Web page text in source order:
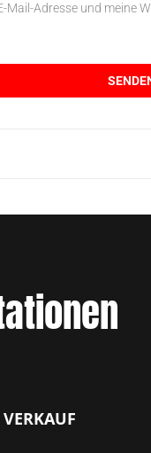
Mail-Adresse und meine